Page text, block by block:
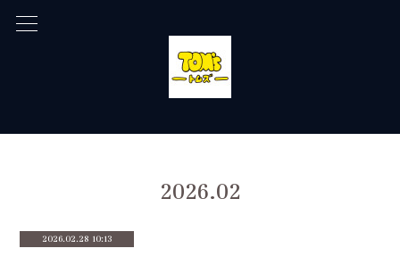
2026.02
2026.02.28 10:13